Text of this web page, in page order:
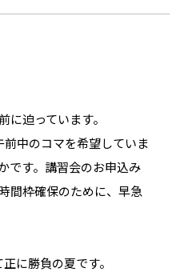
に迫っています。
前中のコマを希望していま
です。講習会のお申込み
間枠確保のために、早急
に勝負の夏です。